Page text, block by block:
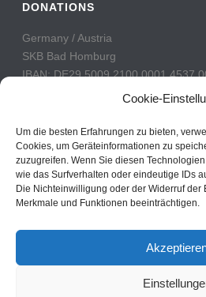
Cookie-
Um die besten Erfahrungen zu bieten,
Cookies, um Geräteinformationen zu
zuzugreifen. Wenn Sie diesen
wie das Surfverhalten oder eindeutige IDs
Die Nichteinwilligung oder der Widerruf der
Merkmale und Funktionen beeinträchtigen.
DONATIONS
Germany / Austria
SKB Bad Homburg
IBAN: DE29 5009 2100 0001 4537
BIC: GENODE51BH2
Switzerland
PostFinance
Konto: 60-742493-7
IBAN: CH31 0900 0000 6074 2493 7
BIC: POFICHBEXXX